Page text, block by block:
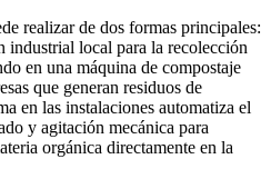
realizar de dos formas principales:
industrial local para la recolección
en una máquina de compostaje
que generan residuos de
en las instalaciones automatiza el
y agitación mecánica para
orgánica directamente en la